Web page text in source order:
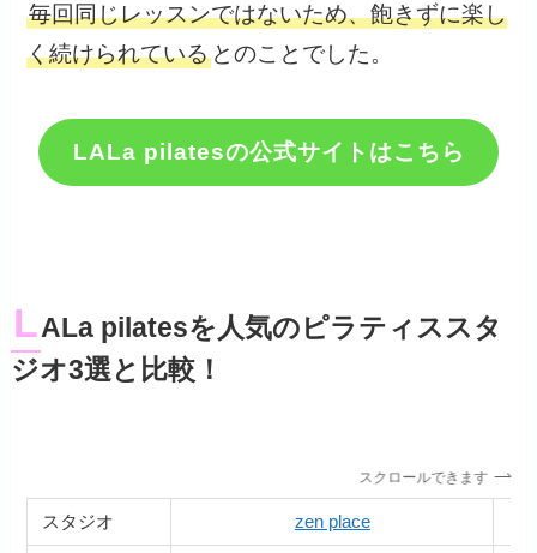
毎回同じレッスンではないため、飽きずに楽し
く続けられている とのことでした。
LALa pilatesの公式サイトはこちら
LALa pilatesを人気のピラティススタ
ジオ3選と比較！
スクロールできます
スタジオ zen place